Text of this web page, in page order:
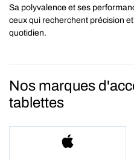
Sa polyvalence et ses
ceux qui recherchent précision
quotidien.
Nos marques
tablettes